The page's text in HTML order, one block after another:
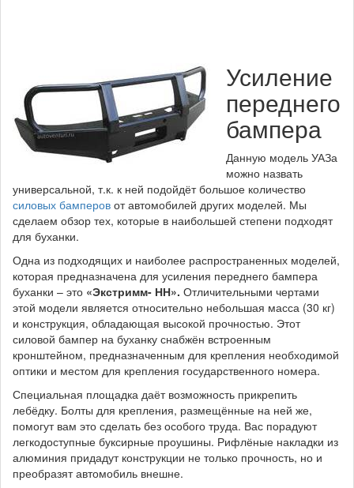
Усиление
переднего
бампера
Данную модель УАЗа
можно назвать
универсальной, т.к. к ней подойдёт большое количество
силовых бамперов от автомобилей других моделей. Мы
сделаем обзор тех, которые в наибольшей степени подходят
для буханки.
Одна из подходящих и наиболее распространенных моделей,
которая предназначена для усиления переднего бампера
буханки – это «Экстримм- НН». Отличительными чертами
этой модели является относительно небольшая масса (30 кг)
и конструкция, обладающая высокой прочностью. Этот
силовой бампер на буханку снабжён встроенным
кронштейном, предназначенным для крепления необходимой
оптики и местом для крепления государственного номера.
Специальная площадка даёт возможность прикрепить
лебёдку. Болты для крепления, размещённые на ней же,
помогут вам это сделать без особого труда. Вас порадуют
легкодоступные буксирные проушины. Рифлёные накладки из
алюминия придадут конструкции не только прочность, но и
преобразят автомобиль внешне.